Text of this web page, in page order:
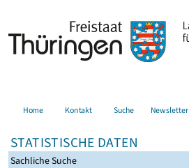
Home Kontakt Suche Newsletter
STATISTISCHE DATEN
Sachliche Suche